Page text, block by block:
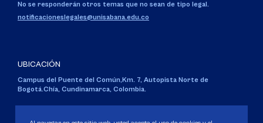
No se responderán otros temas que no sean de tipo legal.
notificacioneslegales@unisabana.edu.co
UBICACIÓN
Campus del Puente del Común,Km. 7, Autopista Norte de
Bogotá.Chía, Cundinamarca, Colombia.